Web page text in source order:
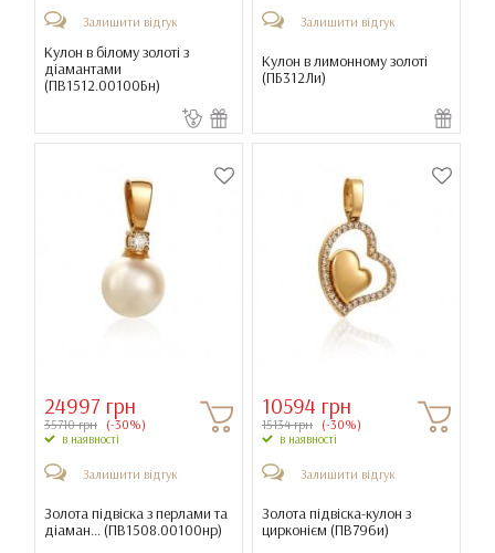
Залишити відгук
Кулон в білому золоті з
діамантами
(ПВ1512.00100Бн)
Залишити відгук
Кулон в лимонному золоті
(ПБ312Ли)
24997 грн
35710 грн (-30%)
в наявності
Залишити відгук
Золота підвіска з перлами та
діаман... (ПВ1508.00100нр)
10594 грн
15134 грн (-30%)
в наявності
Залишити відгук
Золота підвіска-кулон з
цирконієм (ПВ796и)